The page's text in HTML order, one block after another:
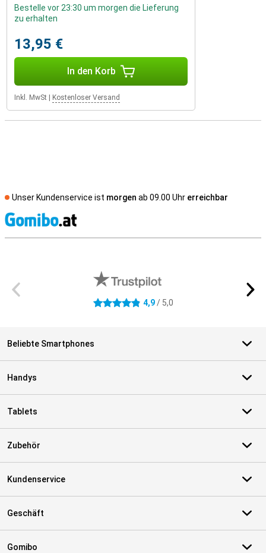
Bestelle vor 23:30 um morgen die Lieferung
zu erhalten
13,95 €
In den Korb
Inkl. MwSt Kostenloser Versand
Unser Kundenservice ist morgen ab 09.00 Uhr erreichbar
4.9 Sterne 4,9/ 5,0
Beliebte Smartphones
Handys
Tablets
Zubehör
Kundenservice
Geschäft
Gomibo